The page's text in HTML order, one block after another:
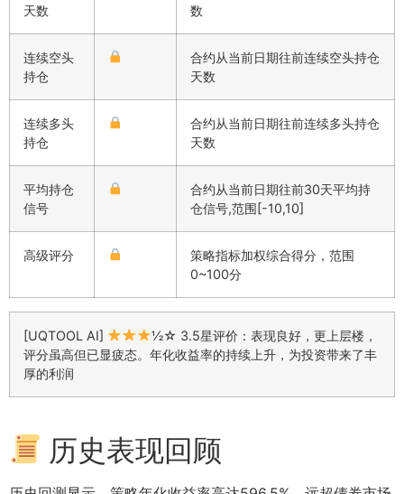
天数
数
连续空头
持仓
合约从当前日期往前连续空头持仓
天数
连续多头
持仓
合约从当前日期往前连续多头持仓
天数
平均持仓
信号
合约从当前日期往前30天平均持
仓信号,范围[-10,10]
高级评分
策略指标加权综合得分，范围
0~100分
[UQTOOL AI]
½☆ 3.5星评价：表现良好，更上层楼，
评分虽高但已显疲态。年化收益率的持续上升，为投资带来了丰
厚的利润
历史表现回顾